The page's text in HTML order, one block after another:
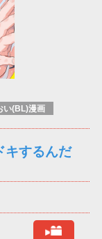
い(BL)漫画
キするんだ